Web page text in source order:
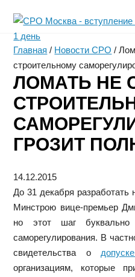
Главная / Новости СРО /
строительному
ЛОМАТЬ НЕ
ГРОЗИТ
14.12.2015
До 31 декабря разработать
Минстрою вице-премьер
но этот шаг буквально
саморегулирования. В
свидетельства о
организациям, которые